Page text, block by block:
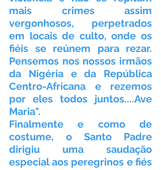
mais crimes assim
vergonhosos, perpetrados
em locais de culto, onde os
fiéis se reúnem para rezar.
Pensemos nos nossos irmãos
da Nigéria e da República
Centro-Africana e rezemos
por eles todos juntos....Ave
Maria".
Finalmente e como de
costume, o Santo Padre
dirigiu uma saudação
especial aos peregrinos e fiés